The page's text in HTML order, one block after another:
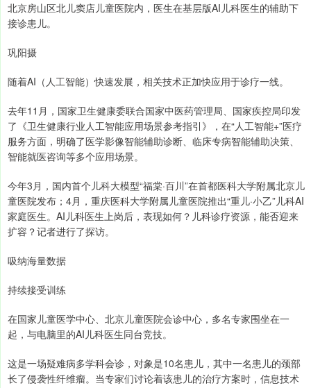
北京房山区北儿窦店儿童医院内，医生在基层版AI儿科医生的辅助下
接诊患儿。
巩阳摄
随着AI（人工智能）快速发展，相关技术正加快应用于诊疗一线。
去年11月，国家卫生健康委联合国家中医药管理局、国家疾控局印发
了《卫生健康行业人工智能应用场景参考指引》，在“人工智能+”医疗
服务方面，明确了医学影像智能辅助诊断、临床专病智能辅助决策、
智能就医咨询等多个应用场景。
今年3月，国内首个儿科大模型“福棠·百川”在首都医科大学附属北京儿
童医院发布；4月，重庆医科大学附属儿童医院推出“重儿·小乙”儿科AI
家庭医生。AI儿科医生上岗后，表现如何？儿科诊疗资源，能否迎来
扩容？记者进行了探访。
吸纳海量数据
持续接受训练
在国家儿童医学中心、北京儿童医院会诊中心，多名专家围坐在一
起，与电脑里的AI儿科医生同台竞技。
这是一场疑难病多学科会诊，对象是10名患儿，其中一名患儿的颈部
长了侵袭性纤维瘤。当专家们讨论着该患儿的治疗方案时，信息技术